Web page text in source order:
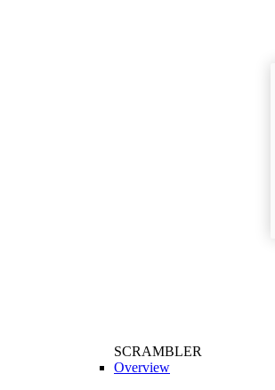
SCRAMBLER
Overview